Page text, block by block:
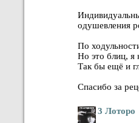
одушевления
По
Но это блиц, я
Так бы ещё и
Спасибо за
3 Лоторо